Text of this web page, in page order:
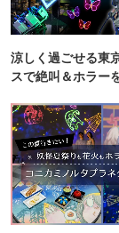
涼しく過ごせる東
スで絶叫＆ホラー